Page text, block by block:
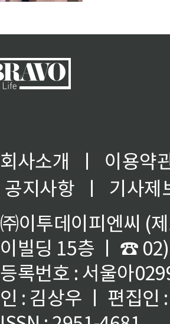
회사소개 ㅣ
이용약
공지사항
ㅣ
기사제
㈜이투데이피엔씨 (
이빌딩 15층 ㅣ ☎
등록번호 : 서울아
인 : 김상우 ㅣ 편집인